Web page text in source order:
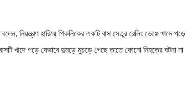
নিয়ন্ত্রণ হারিয়ে পিকনিকের একটি বাস সেতুর রেলিং ভেঙে খাদে পড়ে
খাদে পড়ে যেভাবে দুমড়ে মুচড়ে গেছে তাতে কোনো নিহতের ঘটনা না